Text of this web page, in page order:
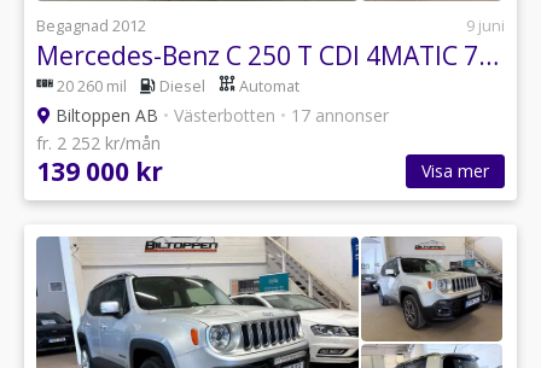
Begagnad 2012 9 juni
Mercedes-Benz C 250 T CDI 4MATIC 7G-Tronic Avantgarde / Pano / Drag
20 260 mil Diesel Automat
Biltoppen AB • Västerbotten • 17 annonser
fr. 2 252 kr/mån
139 000 kr Visa mer